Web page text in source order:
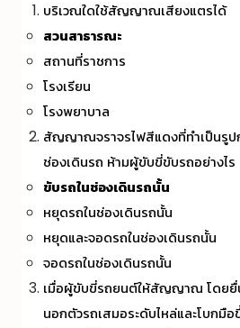
บริเวณใดใช้สัญญาณเสียงแตรได้
สวนสาธารณะ
สถานที่ราชการ
โรงเรียน
โรงพยาบาล
สัญญาณจราจรไฟสีแดงที่ทำเป็นรูป
ช่องเดินรถ ห้ามผู้ขับขี่ขับรถอย่างไร
ขับรถในช่องเดินรถนั้น
หยุดรถในช่องเดินรถนั้น
หยุดและจอดรถในช่องเดินรถนั้น
จอดรถในช่องเดินรถนั้น
เมื่อผู้ขับขี่รถยนต์ให้สัญญาณ โดยยื่
นอกตัวรถเสมอระดับไหล่และโบกมื